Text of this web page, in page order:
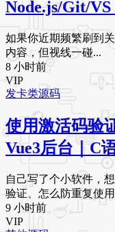
Node.js/Git/
如果你近期频繁刷到
内容，但视线一碰...
8 小时前
VIP
发卡类源码
使用激活码验
Vue3后台｜C
自己写了个小软件，
验证、怎么防重复使
9 小时前
VIP